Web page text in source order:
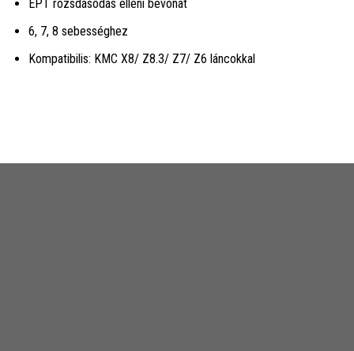
EPT rozsdásodás elleni bevonat
6, 7, 8 sebességhez
Kompatibilis: KMC X8/ Z8.3/ Z7/ Z6 láncokkal